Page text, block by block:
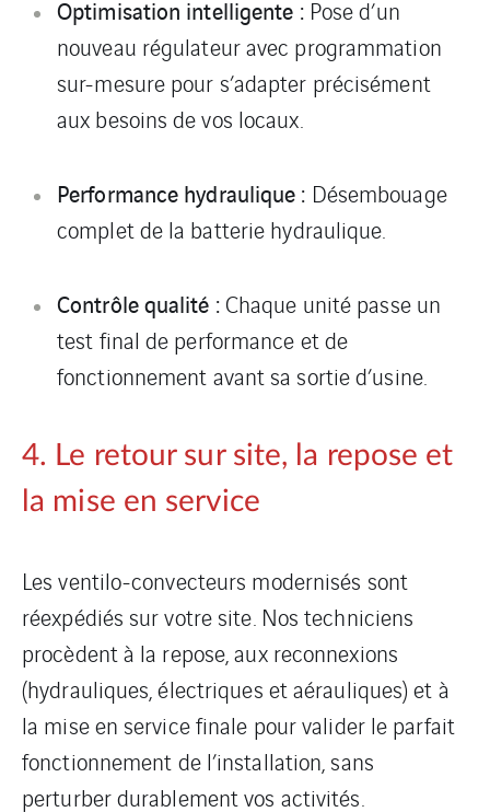
Optimisation intelligente :Pose d’un
nouveau régulateur avec programmation
sur-mesure pour s’adapter précisément
aux besoins de vos locaux.
Performance hydraulique : Désembouage
complet de la batterie hydraulique.
Contrôle qualité :Chaque unité passe un
test final de performance et de
fonctionnement avant sa sortie d’usine.
4. Le retour sur site, la repose et
la mise en service
Les ventilo-convecteurs modernisés sont
réexpédiés sur votre site. Nos techniciens
procèdent à la repose, aux reconnexions
(hydrauliques, électriques et aérauliques) et à
la mise en service finale pour valider le parfait
fonctionnement de l’installation, sans
perturber durablement vos activités.